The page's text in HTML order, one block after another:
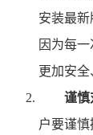
安装最新
因为每
更加安全
谨慎
户要谨